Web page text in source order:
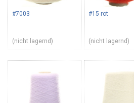
#7003
(nicht lagernd)
#15 rot
(nicht lagernd)